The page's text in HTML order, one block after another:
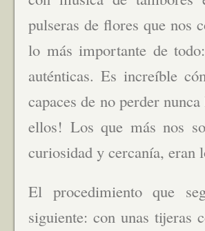
pulseras de flores que nos
lo más importante de
auténticas. Es increíble
capaces de no perder
ellos! Los que más nos
curiosidad y cercanía, eran
El procedimiento que
siguiente: con unas tijeras